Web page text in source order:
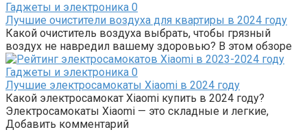
Гаджеты и электроника 0
Лучшие очистители воздуха для квартиры в 2024 году
Какой очиститель воздуха выбрать, чтобы грязный
воздух не навредил вашему здоровью? В этом обзоре
Гаджеты и электроника 0
Лучшие электросамокаты Xiaomi в 2024 году
Какой электросамокат Xiaomi купить в 2024 году?
Электросамокаты Xiaomi — это складные и легкие,
Добавить комментарий